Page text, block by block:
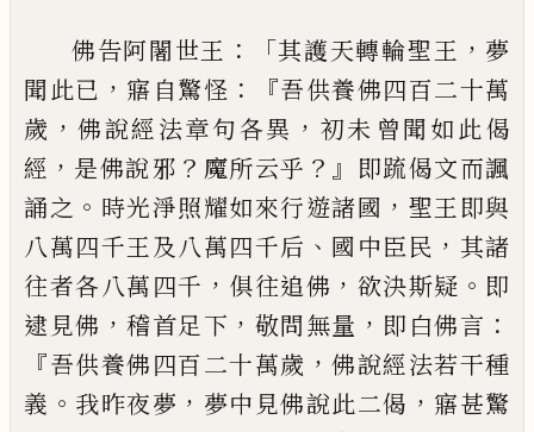
佛告阿闍世王 ：「其護天轉輪聖王 ， 夢
聞此已 ， 寤自驚怪 ：『吾供養佛四百二十萬
歲 ， 佛說經法章句各異 ， 初未 曾聞如此偈
經 ， 是佛說邪 ？ 魔所云乎 ？』 即䟽偈文而諷
誦之 。 時光淨照耀如來行遊諸國 ， 聖王即與
八萬四千王及八萬四千后 、 國中臣民 ， 其諸
往者各八萬四千 ， 俱往追佛 ， 欲決斯疑 。 即
逮見佛 ， 稽首足下 ， 敬問無量 ， 即白佛言 ：
『吾供養佛四百二十萬歲 ， 佛說經法若干種
義 。 我昨夜夢 ， 夢中見佛說此二偈 ， 寤甚驚